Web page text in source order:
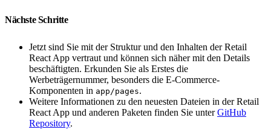
Nächste Schritte
Jetzt sind Sie mit der Struktur und den Inhalten der Retail
React App vertraut und können sich näher mit den Details
beschäftigten. Erkunden Sie als Erstes die
Werbeträgernummer, besonders die E-Commerce-
Komponenten in app/pages.
Weitere Informationen zu den neuesten Dateien in der Retail
React App und anderen Paketen finden Sie unterGitHub
Repository.